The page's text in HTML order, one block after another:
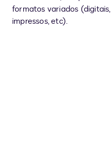
formatos variados (digitais,
impressos, etc).